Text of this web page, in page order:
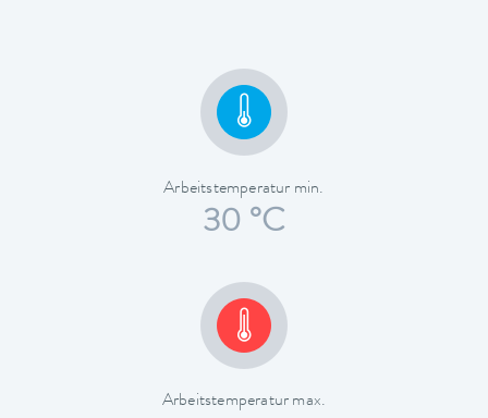
Arbeitstemperatur min.
30 °C
Arbeitstemperatur max.